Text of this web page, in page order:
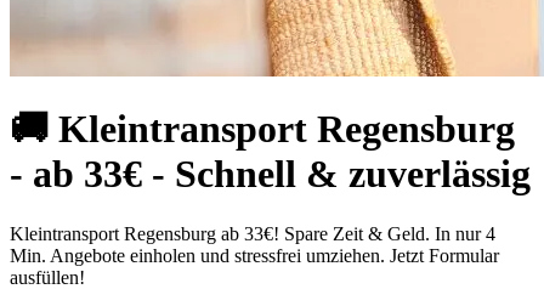
🚚 Kleintransport Regensburg
- ab 33€ - Schnell & zuverlässig
Kleintransport Regensburg ab 33€! Spare Zeit & Geld. In nur 4
Min. Angebote einholen und stressfrei umziehen. Jetzt Formular
ausfüllen!